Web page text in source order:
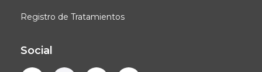
Registro de Tratamientos
Social